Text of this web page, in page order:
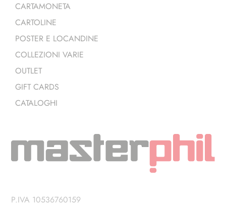
CARTAMONETA
CARTOLINE
POSTER E LOCANDINE
COLLEZIONI VARIE
OUTLET
GIFT CARDS
CATALOGHI
P.IVA 10536760159